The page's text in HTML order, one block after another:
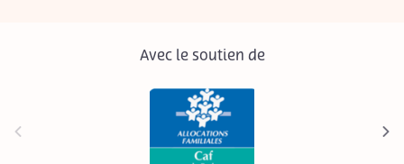
Avec le soutien de